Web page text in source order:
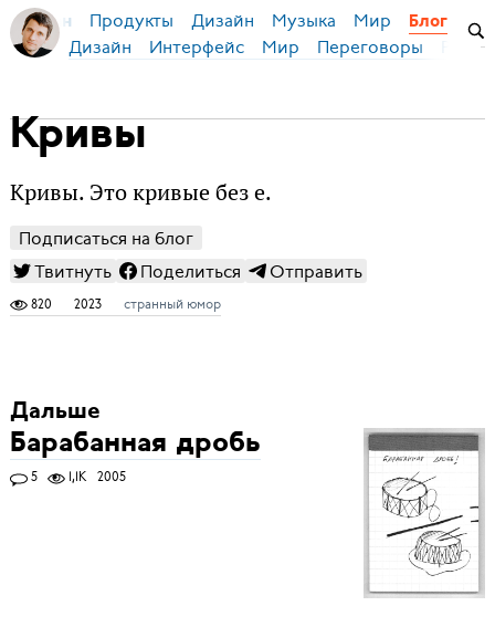
Бирман Продукты Дизайн Музыка Мир Блог
Дизайн Интерфейс Мир Переговоры
Кривы
Кривы. Это кривые без е.
Подписаться на блог
Твитнуть
Поделиться Отправить
820 2023 странный юмор
Дальше
Барабанная дробь
5 1,1K 2005